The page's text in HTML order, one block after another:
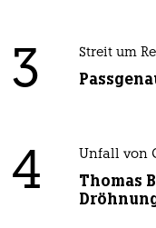
3 Streit um
4 Unfall von
Thomas